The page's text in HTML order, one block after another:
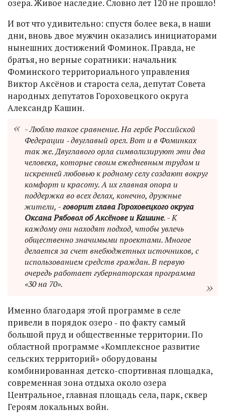
озера. Живое наследие. Словно лет 120 не прошло!
И вот что удивительно: спустя более века, в наши
дни, вновь двое мужчин оказались инициаторами
нынешних достижений Фоминок. Правда, не
братья, но верные соратники: начальник
Фоминского территориального управления
Виктор Аксёнов и староста села, депутат Совета
народных депутатов Гороховецкого округа
Александр Кашин.
- Люблю такое сравнение. На гербе Российской
Федерации ‑ двуглавый орел. Вот и в Фоминках
так же. Двуглавого орла символизируют эти два
человека, которые своим ежедневным трудом и
искренней любовью к родному селу создают вокруг
комфорт и красоту. А их главная опора и
поддержка во всех делах, конечно, дружные
жители, -говорит глава Гороховецкого округа
Оксана Рябовол об Аксёнове и Кашине. - К
каждому они находят подход, чтобы увлечь
общественно значимыми проектами. Многое
делается за счет внебюджетных источников, с
использованием средств граждан. В первую
очередь работает губернаторская программа
«30 на 70».
Именно благодаря этой программе в селе
привели в порядок озеро ‑ по факту самый
большой пруд и общественные территории. По
областной программе «Комплексное развитие
сельских территорий» оборудованы
комбинированная детско-спортивная площадка,
современная зона отдыха около озера
Центральное, главная площадь села, парк, сквер
Героям локальных войн.